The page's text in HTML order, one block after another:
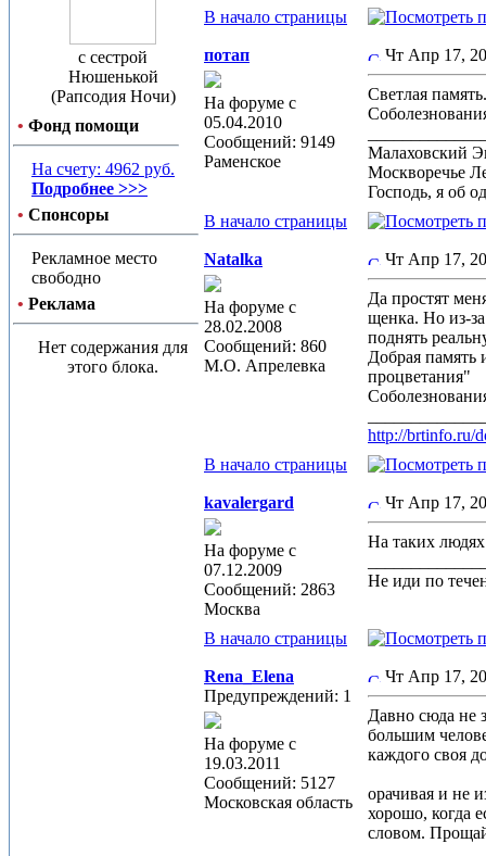
с сестрой
Нюшенькой
(Рапсодия Ночи)
• Фонд помощи
На счету: 4962 руб.
Подробнее >>>
• Спонсоры
Рекламное место
свободно
• Реклама
Нет содержания для
этого блока.
В начало страницы
потап
На форуме с
05.04.2010
Сообщений: 9149
Раменское
Чт Апр 17,
Светлая
Малаховский
Москворечье
Господь, я об
В начало страницы
Natalka
На форуме с
28.02.2008
Сообщений: 860
М.О. Апрелевка
Чт Апр 17,
Да простят
щенка. Но из-
поднять
Добрая память
процветания"
http://brtinfo.ru/
В начало страницы
kavalergard
На форуме с
07.12.2009
Сообщений: 2863
Москва
Чт Апр 17,
На таких людях
Не иди по
В начало страницы
Rena_Elena
Предупреждений: 1
На форуме с
19.03.2011
Сообщений: 5127
Московская область
Чт Апр 17,
Давно сюда не
большим
каждого своя
орачивая и не
хорошо, когда
словом.